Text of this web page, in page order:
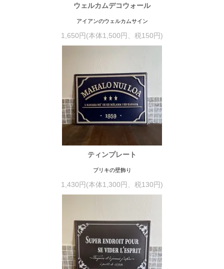
ウェルカムデコウォール
アイアンのウェルカムサイン
1,650円(本体1,500円、税150円)
ティンプレート
ブリキの壁飾り
1,430円(本体1,300円、税130円)